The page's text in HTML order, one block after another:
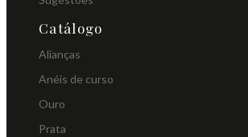
Catálogo
Alianças
Anéis de curso
Ouro
Prata